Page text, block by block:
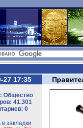
27 17:35
Общество
41.301
0
закладки